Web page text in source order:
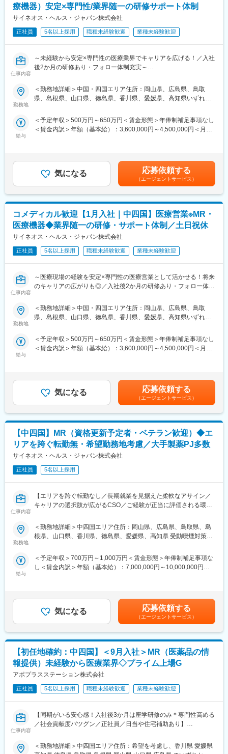
【サポート体制】
配属後は担当マネージャーが丁寧に支援します。日々の仕事の悩
す。また知識・スキルレベルを上げるために様々な研修をご用意
変更の範囲：会社の定める業務
・本社スタッフ（プロジェクトマネージャー、採用、研修担当）
など、様々な可能性を探ることができるのが大きな魅力です。
能です！配属先メーカーからオファーを受けた場合は、メーカー
直雇用へ転籍するチャンスもあります。
論可能です。）
・転勤は東北・関東などエリア単位内で限定することができ、一
医療機器・製薬メーカーのセールス領域を支援する業種です。自
社の社員を取引先企業に派遣し、派遣先の営業として活躍いただ
■研修体制
プロジェクトごとに異なりますが、同社または配属先のメーカー
にて研修が十分にございます。
プロジェクト配属後もマネージャーが丁寧に支援します。日々の
仕事の悩みやキャリア相談だけでなく、業務に不安がある際など
もしっかりとケアします。業界でも特に支援が手厚いと評判で
す。
ビュー等が閲覧可能です◇
Gm8rqdqY
療機器）安定×専門性/業界随一の研修サポート体制
サイネオス・ヘルス・ジャパン株式会社
正社員 5名以上採用 職種未経験歓迎 業種未経験歓迎
仕事内容
～未経験から安定×専門性の医療業界でキャリアを広げる！／入社
後2か月の研修あり・フォロー体制充実～
大手企業で安定就業】
てキャリアをスタートできるポジションです。
当社は製薬・医療機器メーカーの営業業務を担う
2カ月の集中研修で業界の基礎から学べるため、医療業界が初めて
の方でも安心して挑戦できます。
営業職ならではの「提案スキル」だけでなく、専門知識を持って
医師などに提案するため、市場では需要が高まり、希少性も増し
ています。
・MRとは
主に医師や薬剤師等へ、担当製品の情報提供を行います。担当施
設の患者様に応じた情報提供や、担当製品の処方後の情報収集を
行います。
■ 丁寧な研修・支援体制
本的なビジネスマナーから、医療営業として必要な知識まで、同
期社員と支えあいながら習得することが可能です。
研修を用意しています。
また、在籍年数が増えると永年勤続報奨金や四半期一時金などの
手当もアップします。つまり、やりがいや努力がきちんと報われ
る報酬制度になっています。
■豊富なキャリアプランとサポート体制
志向性やその時の環境に応じて「特定の領域で専門性を高める」
「幅広い疾患をカバーできるオールラウンダーになる」「本社部
門（マネージャー、研修部門など）へのキャリアチェンジ」など
幅広いキャリアプランがあります。
ジしたメンバーです。担当マネージャーが定期的に面談を行い、
変更の範囲：会社の定める業務
勤務地
＜勤務地詳細＞中国・四国エリア住所：岡山県、広島県、鳥取
県、島根県、山口県、徳島県、香川県、愛媛県、高知県いずれか
定める事業所
給与
＜予定年収＞500万円～650万円＜賃金形態＞年俸制補足事項なし
＜賃金内訳＞年額（基本給）：3,600,000円～4,500,000円＜月額
動・四半期一時金：10万円（四半期に1回、10万円程度支給）※た
だし支給条件有。他、永続勤務報奨金（3年勤務5万円支給、5年
勤務10万円…）ございます。賃金はあくまでも目安の金額であ
り、選考を通じて上下する可能性があります。月給(月額)は固定手
当を含めた表記です。
気になる 応募依頼する
（エージェントサービス）
コメディカル歓迎【1月入社｜中四国】医療営業※MR・
医療機器◆業界随一の研修・サポート体制／土日祝休
サイネオス・ヘルス・ジャパン株式会社
正社員 5名以上採用 職種未経験歓迎 業種未経験歓迎
仕事内容
～医療現場の経験を安定×専門性の医療営業として活かせる！将来
のキャリアの広がりも◎／入社後2か月の研修あり・フォロー体制
■ 仕事概要
未経験から、医療業界の専門職であるMR（医薬情報担当者）とし
当社は製薬・医療機器メーカーの営業業務を担う
「CSO（Contract Sales Organization）」で、多くの未経験者が
医師などに提案するため、市場では需要が高まり、希少性も増し
ています。
・MRとは
主に医師や薬剤師等へ、担当製品の情報提供を行います。担当施
設の患者様に応じた情報提供や、担当製品の処方後の情報収集を
行います。
※MRだけでなく、医療機器営業職としてアサインされる可能性も
ございます。
本的なビジネスマナーから、医療営業として必要な知識まで、同
期社員と支えあいながら習得することが可能です。
ェクトは製薬・医療機器メーカーのいずれかに配属します。
配属後も知識とスキルアップのために様々な研修をご用意してい
■明確な評価制度／やりがいや努力がきちんと報われる報酬制度
自身の成果や頑張りが客観的に評価され、年収に反映されます。
る報酬制度になっています。
■豊富なキャリアプランとサポート体制
志向性やその時の環境に応じて「１つの領域で専門性を高める」
「幅広い疾患をカバーできるオールラウンダーになる」「本社部
門（マネージャー、研修部門など）へのキャリアチェンジ」など
幅広いキャリアプランがあります。
また、同社マネージャーのほとんどは、MRからキャリアをチェン
ジしているメンバーです。担当マネージャーが定期的に面談を行
勤務地
＜勤務地詳細＞中国・四国エリア住所：岡山県、広島県、鳥取
県、島根県、山口県、徳島県、香川県、愛媛県、高知県いずれか
定める事業所
給与
＜予定年収＞500万円～650万円＜賃金形態＞年俸制補足事項なし
＜賃金内訳＞年額（基本給）：3,600,000円～4,500,000円＜月額
動・四半期一時金：10万円（四半期に1回、10万円程度支給）※た
だし支給条件有。他、永続勤務報奨金（3年勤務5万円支給、5年
勤務10万円…）ございます。賃金はあくまでも目安の金額であ
り、選考を通じて上下する可能性があります。月給(月額)は固定手
当を含めた表記です。
気になる 応募依頼する
（エージェントサービス）
【中四国】MR（資格更新予定者・ベテラン歓迎）◆エ
リアを跨ぐ転勤無・希望勤務地考慮／大手製薬PJ多数
サイネオス・ヘルス・ジャパン株式会社
正社員 5名以上採用
仕事内容
【エリアを跨ぐ転勤なし／長期就業を見据えた柔軟なアサイン／
キャリアの選択肢が広がるCSO／ご経験が正当に評価される環
【はじめに】
～50代まで幅広く活躍しており、長期就業も叶う環境です。
医師、薬剤師に課題解決するための医薬品情報を提供、副作用情
報を収集を行っていただきます。
《具体的には...》
■新薬のプロモーション
■長期収載品の市場拡大
■ジェネリック医薬品のプロモーション
※プロジェクトの状況によっては、選考保留（ご紹介できるプロジ
ェクトが出るまで保留）となる場合もございますのであらかじめ
ご認識の程よろしくお願いします※
■エリアを跨ぐ転勤なし：
初任地希望だけでなく、エリアを跨いでの転勤はないため、転勤
て、アサインを検討します。
勤務地
＜勤務地詳細＞中四国エリア住所：岡山県、広島県、鳥取県、島
根県、山口県、香川県、徳島県、愛媛県、高知県 受動喫煙対策：
含む）
給与
＜予定年収＞700万円～1,000万円＜賃金形態＞年俸制補足事項な
し＜賃金内訳＞年額（基本給）：7,000,000円～10,000,000円＜
年間最大40万円※ただし支給条件有。賃金はあくまでも目安の金
額であり、選考を通じて上下する可能性があります。月給(月額)は
固定手当を含めた表記です。
気になる 応募依頼する
（エージェントサービス）
【初任地確約：中四国】＜9月入社＞MR（医薬品の情
報提供）未経験から医療業界◇プライム上場G
アポプラスステーション株式会社
正社員 5名以上採用 職種未経験歓迎 業種未経験歓迎
仕事内容
【同期がいる安心感！入社後3か月は座学研修のみ＊専門性高める
／社会貢献度バツグン／正社員／日当や住宅補助あり】
★本ポジションは、未経験から医療業界で活躍できます！
・医療を通じて社会に貢献したい
＜勤務地詳細＞中四国エリア住所：希望を考慮し、香川県 愛媛県